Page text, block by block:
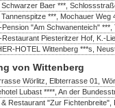
Schwarzer Baer ***,
Tannenspitze ***, Mochauer
Pension "Am Schwanenteich"
Restaurant Piesteritzer Hof, K.-
HOTEL Wittenberg ***s,
von Wittenberg
Wörlitz, Elbterrasse 01,
Lubast ****, An der
& Restaurant "Zur